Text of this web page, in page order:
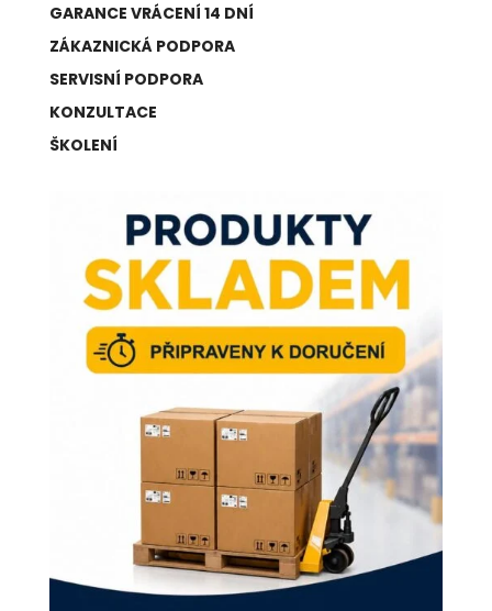
GARANCE VRÁCENÍ 14 DNÍ
ZÁKAZNICKÁ PODPORA
SERVISNÍ PODPORA
KONZULTACE
ŠKOLENÍ